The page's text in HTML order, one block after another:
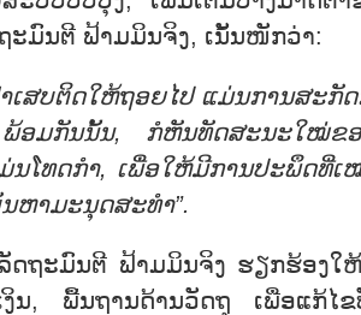
ະມົນຕີ ຟ້າມມິນຈິງ, ເນັ້ນໜັກວ່າ:
ເສບຕິດໃຫ້ຖອຍໄປ ແມ່ນການສະກັ
ອມກັນນັ້ນ, ກໍຫັນທັດສະນະໃໝ່ຂອ
ໂທດກຳ, ເພື່ອໃຫ້ມີການປະພຶດທີ່ເ
ຫາມະນຸດສະທຳ”.
ນຕີ ຟ້າມມິນຈິງ ຮຽກຮ້ອງໃຫ້
ນ, ພື້ນຖານດ້ານວັດຖຸ ເພື່ອແກ້ໄຂ